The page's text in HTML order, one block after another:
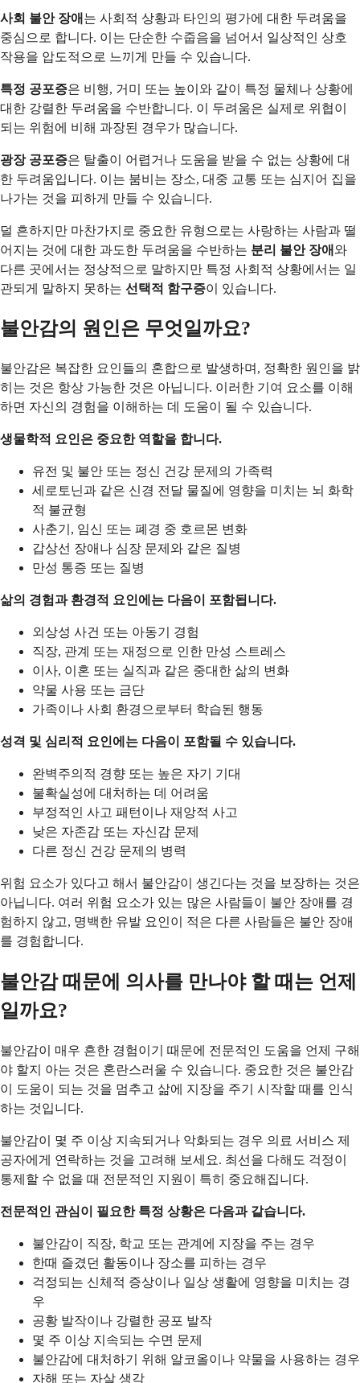
사회 불안 장애 는 사회적 상황과 타인의 평가에 대한 두려움을
중심으로 합니다. 이는 단순한 수줍음을 넘어서 일상적인 상호
작용을 압도적으로 느끼게 만들 수 있습니다.
특정 공포증은 비행, 거미 또는 높이와 같이 특정 물체나 상황에
대한 강렬한 두려움을 수반합니다. 이 두려움은 실제로 위협이
되는 위험에 비해 과장된 경우가 많습니다.
광장 공포증은 탈출이 어렵거나 도움을 받을 수 없는 상황에 대
한 두려움입니다. 이는 붐비는 장소, 대중 교통 또는 심지어 집을
나가는 것을 피하게 만들 수 있습니다.
덜 흔하지만 마찬가지로 중요한 유형으로는 사랑하는 사람과 떨
어지는 것에 대한 과도한 두려움을 수반하는 분리 불안 장애 와
다른 곳에서는 정상적으로 말하지만 특정 사회적 상황에서는 일
관되게 말하지 못하는 선택적 함구증이 있습니다.
불안감의 원인은 무엇일까요?
불안감은 복잡한 요인들의 혼합으로 발생하며, 정확한 원인을 밝
히는 것은 항상 가능한 것은 아닙니다. 이러한 기여 요소를 이해
하면 자신의 경험을 이해하는 데 도움이 될 수 있습니다.
생물학적 요인은 중요한 역할을 합니다.
유전 및 불안 또는 정신 건강 문제의 가족력
세로토닌과 같은 신경 전달 물질에 영향을 미치는 뇌 화학
적 불균형
사춘기, 임신 또는 폐경 중 호르몬 변화
갑상선 장애나 심장 문제와 같은 질병
만성 통증 또는 질병
삶의 경험과 환경적 요인에는 다음이 포함됩니다.
외상성 사건 또는 아동기 경험
직장, 관계 또는 재정으로 인한 만성 스트레스
이사, 이혼 또는 실직과 같은 중대한 삶의 변화
약물 사용 또는 금단
가족이나 사회 환경으로부터 학습된 행동
성격 및 심리적 요인에는 다음이 포함될 수 있습니다.
완벽주의적 경향 또는 높은 자기 기대
불확실성에 대처하는 데 어려움
부정적인 사고 패턴이나 재앙적 사고
낮은 자존감 또는 자신감 문제
다른 정신 건강 문제의 병력
위험 요소가 있다고 해서 불안감이 생긴다는 것을 보장하는 것은
아닙니다. 여러 위험 요소가 있는 많은 사람들이 불안 장애를 경
험하지 않고, 명백한 유발 요인이 적은 다른 사람들은 불안 장애
를 경험합니다.
불안감 때문에 의사를 만나야 할 때는 언제
일까요?
불안감이 매우 흔한 경험이기 때문에 전문적인 도움을 언제 구해
야 할지 아는 것은 혼란스러울 수 있습니다. 중요한 것은 불안감
이 도움이 되는 것을 멈추고 삶에 지장을 주기 시작할 때를 인식
하는 것입니다.
불안감이 몇 주 이상 지속되거나 악화되는 경우 의료 서비스 제
공자에게 연락하는 것을 고려해 보세요. 최선을 다해도 걱정이
통제할 수 없을 때 전문적인 지원이 특히 중요해집니다.
전문적인 관심이 필요한 특정 상황은 다음과 같습니다.
불안감이 직장, 학교 또는 관계에 지장을 주는 경우
한때 즐겼던 활동이나 장소를 피하는 경우
걱정되는 신체적 증상이나 일상 생활에 영향을 미치는 경
우
공황 발작이나 강렬한 공포 발작
몇 주 이상 지속되는 수면 문제
불안감에 대처하기 위해 알코올이나 약물을 사용하는 경우
자해 또는 자살 생각